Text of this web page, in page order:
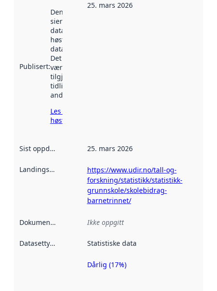
Publisert:
Denne datoen
sier når
datasettet ble
høstet av
data.norge.no.
Det kan ha
vært
tilgjengelig
tidligere
andre steder.
Les mer om
høsting her
25. mars 2026
Sist oppdatert 25. mars 2026
Landingsside
https://www.udir.no/tall-og-
forskning/statistikk/statistikk-
grunnskole/skolebidrag-
barnetrinnet/
Dokumentasjon Ikke oppgitt
Datasettype Statistiske data
Metadatakvalitet
Dårlig (17%)